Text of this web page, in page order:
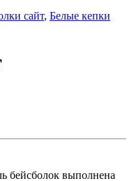
сайт, Белые кепки
бейсболок выполнена